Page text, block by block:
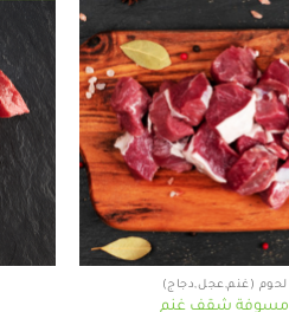
+
لحوم (غنم,عجل,دجاج)
مسوفة شقف غنم